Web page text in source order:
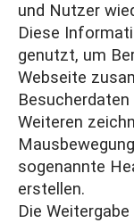
und Nutzer
Diese
genutzt, um
Webseite
Weiteren
sogenannte
erstellen.
Die